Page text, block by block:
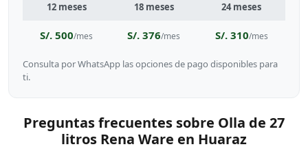
12 meses 18 meses 24 meses
S/. 500/mes S/. 376/mes S/. 310/mes
Consulta por WhatsApp las opciones de pago disponibles para
ti.
Preguntas frecuentes sobre Olla de 27
litros Rena Ware en Huaraz